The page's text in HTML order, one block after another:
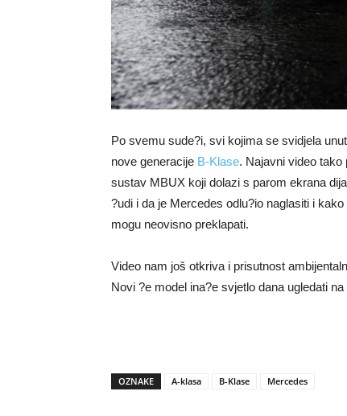
Po svemu sude?i, svi kojima se svidjela
nove generacije B-Klase. Najavni video tako
sustav MBUX koji dolazi s parom ekrana
?udi i da je Mercedes odlu?io naglasiti i
mogu neovisno preklapati.
Video nam još otkriva i prisutnost
Novi ?e model ina?e svjetlo dana ugledati
OZNAKE A-klasa B-Klase Mercedes